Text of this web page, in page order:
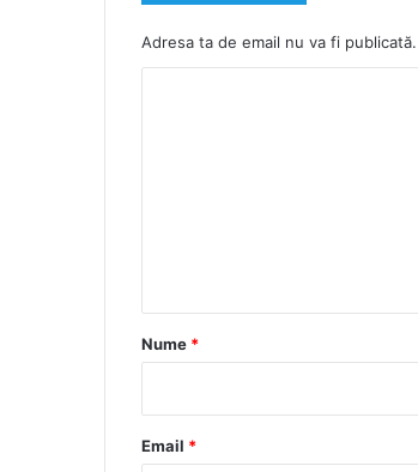
Adresa ta de email nu va fi publicată.
r
*
Nume *
Email *